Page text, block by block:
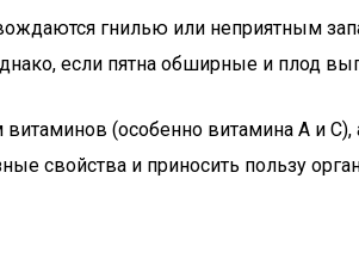
гнилью или неприятным
если пятна обширные и плод
(особенно витамина A и
свойства и приносить пользу